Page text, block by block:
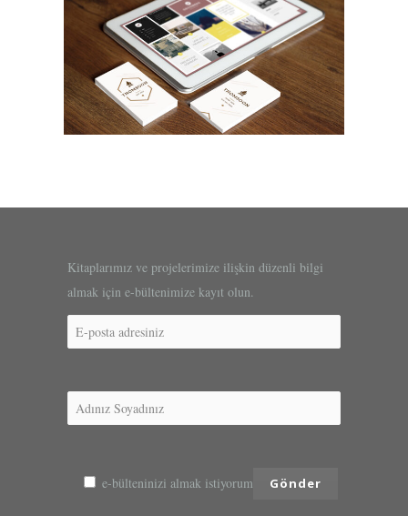
Kitaplarımız ve projelerimize ilişkin düzenli bilgi
almak için e-bültenimize kayıt olun.
e-bülteninizi almak istiyorum